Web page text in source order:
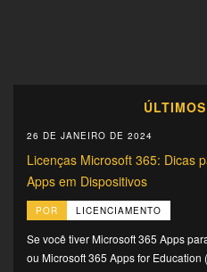
26 DE JANEIRO DE 2024
Licenças Microsoft 365: Dicas
Apps em Dispositivos
POR LICENCIAMENTO
Se você tiver Microsoft 365 Apps
ou Microsoft 365 Apps for